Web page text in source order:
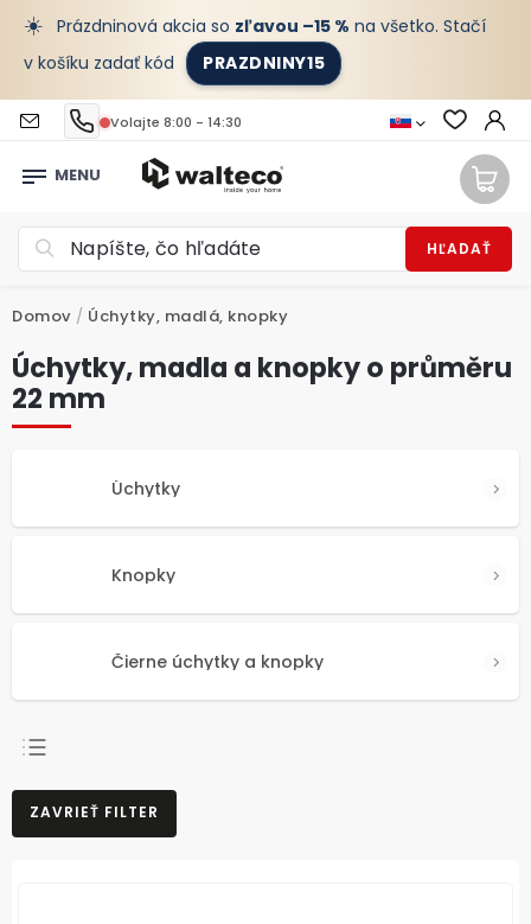
☀️ Prázdninová akcia so zľavou –15 % na všetko. Stačí
v košíku zadať kód
PRAZDNINY15
Volajte 8:00 - 14:30
HĽADAŤ
Domov / Úchytky, madlá, knopky
Úchytky, madla a knopky o průměru
22 mm
Úchytky
Knopky
Čierne úchytky a knopky
NAJPREDÁVANEJŠIE
NAJLACNEJŠIE
ZAVRIEŤ FILTER